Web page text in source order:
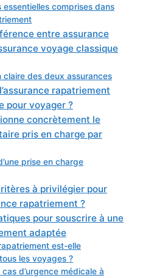
essentielles comprises dans
entre assurance
voyage classique
claire des deux assurances
rapatriement
pour voyager ?
concrètement le
pris en charge par
prise en charge
à privilégier pour
rapatriement ?
pour souscrire à une
adaptée
est-elle
les voyages ?
d’urgence médicale à